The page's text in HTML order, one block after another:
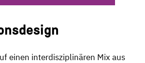
einen interdisziplinären Mix aus